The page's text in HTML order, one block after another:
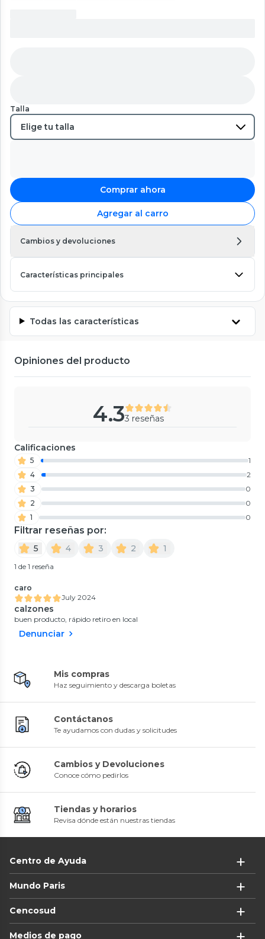
Talla
Comprar ahora
Agregar al carro
Cambios y devoluciones
Características principales
Todas las características
Opiniones del producto
4.33 reseñas
Calificaciones
5
1
4
2
3
0
2
0
1
0
Filtrar reseñas por:
5 4 3 2 1
1 de 1 reseña
caro
July 2024
calzones
buen producto, rápido retiro en local
Denunciar
Mis compras
Haz seguimiento y descarga boletas
Contáctanos
Te ayudamos con dudas y solicitudes
Cambios y Devoluciones
Conoce cómo pedirlos
Tiendas y horarios
Revisa dónde están nuestras tiendas
Centro de Ayuda
Mundo Paris
Cencosud
Medios de pago